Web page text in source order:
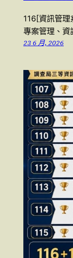
116[資訊管
專案管理、
23 6 月, 2026